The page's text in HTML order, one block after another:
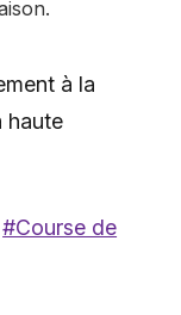
à la
haute
#Course de